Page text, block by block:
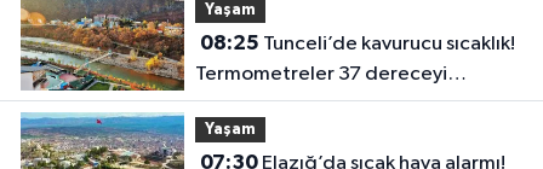
Yaşam
08:25
Termometreler 37 dereceyi
görecek
Yaşam
07:30Elazığ’da sıcak hava alarmı!